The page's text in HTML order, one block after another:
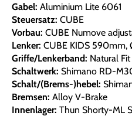
Gabel: Aluminium Lite 6061
Steuersatz: CUBE
Vorbau: CUBE Numove
Lenker: CUBE KIDS 590mm,
Griffe/Lenkerband: Natural
Schaltwerk: Shimano RD-
Schalt/(Brems-)hebel:
Bremsen: Alloy V-Brake
Innenlager: Thun Shorty-ML